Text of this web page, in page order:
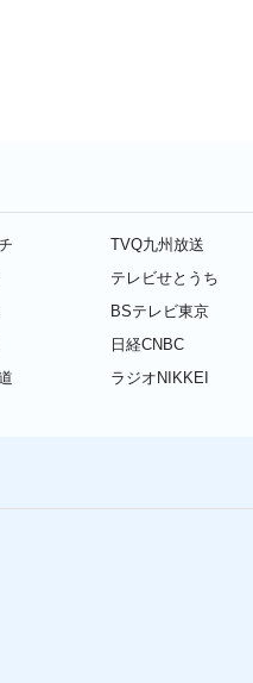
TVQ九州放送
テレビせとうち
BSテレビ東京
日経CNBC
ラジオNIKKEI